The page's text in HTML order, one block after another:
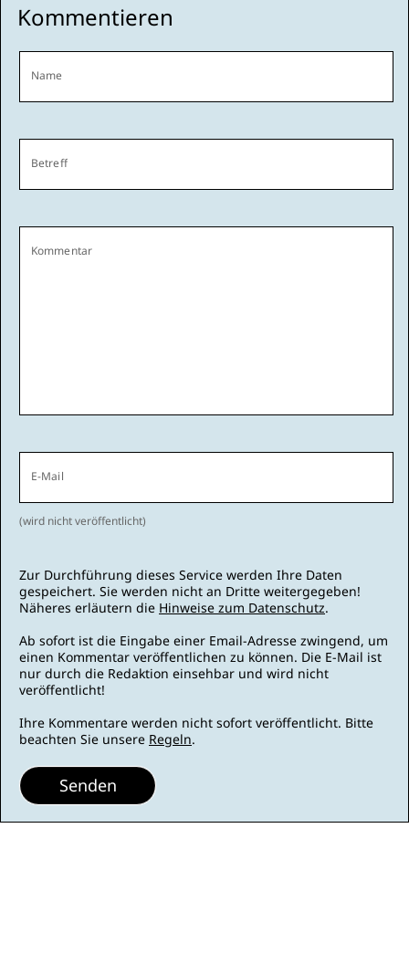
Kommentieren
Name
Betreff
Kommentar
E-Mail
(wird nicht veröffentlicht)
Zur Durchführung dieses Service werden Ihre Daten
gespeichert. Sie werden nicht an Dritte weitergegeben!
Näheres erläutern die Hinweise zum Datenschutz.
Ab sofort ist die Eingabe einer Email-Adresse zwingend, um
einen Kommentar veröffentlichen zu können. Die E-Mail ist
nur durch die Redaktion einsehbar und wird nicht
veröffentlicht!
Ihre Kommentare werden nicht sofort veröffentlicht. Bitte
beachten Sie unsere Regeln.
Senden